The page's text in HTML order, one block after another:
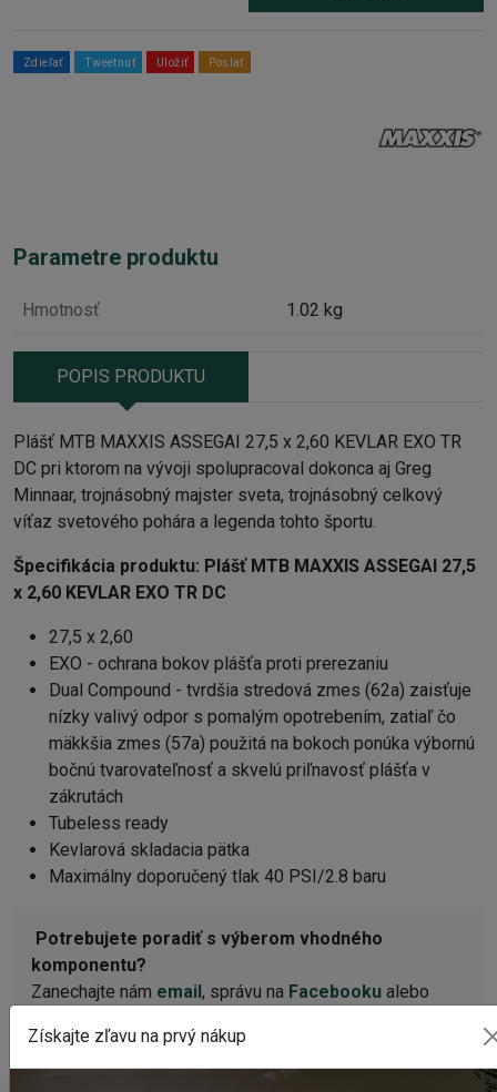
Zdieľať Tweetnuť Uložiť Poslať
Parametre produktu
Hmotnosť 1.02 kg
POPIS PRODUKTU
Plášť MTB MAXXIS ASSEGAI 27,5 x 2,60 KEVLAR EXO TR
DC pri ktorom na vývoji spolupracoval dokonca aj Greg
Minnaar, trojnásobný majster sveta, trojnásobný celkový
víťaz svetového pohára a legenda tohto športu.
Špecifikácia produktu: Plášť MTB MAXXIS ASSEGAI 27,5
x 2,60 KEVLAR EXO TR DC
27,5 x 2,60
EXO - ochrana bokov plášťa proti prerezaniu
Dual Compound - tvrdšia stredová zmes (62a) zaisťuje
nízky valivý odpor s pomalým opotrebením, zatiaľ čo
mäkkšia zmes (57a) použitá na bokoch ponúka výbornú
bočnú tvarovateľnosť a skvelú priľnavosť plášťa v
zákrutách
Tubeless ready
Kevlarová skladacia pätka
Maximálny doporučený tlak 40 PSI/2.8 baru
Potrebujete poradiť s výberom vhodného
komponentu?
Zanechajte nám email, správu na Facebooku alebo
Získajte zľavu na prvý nákup